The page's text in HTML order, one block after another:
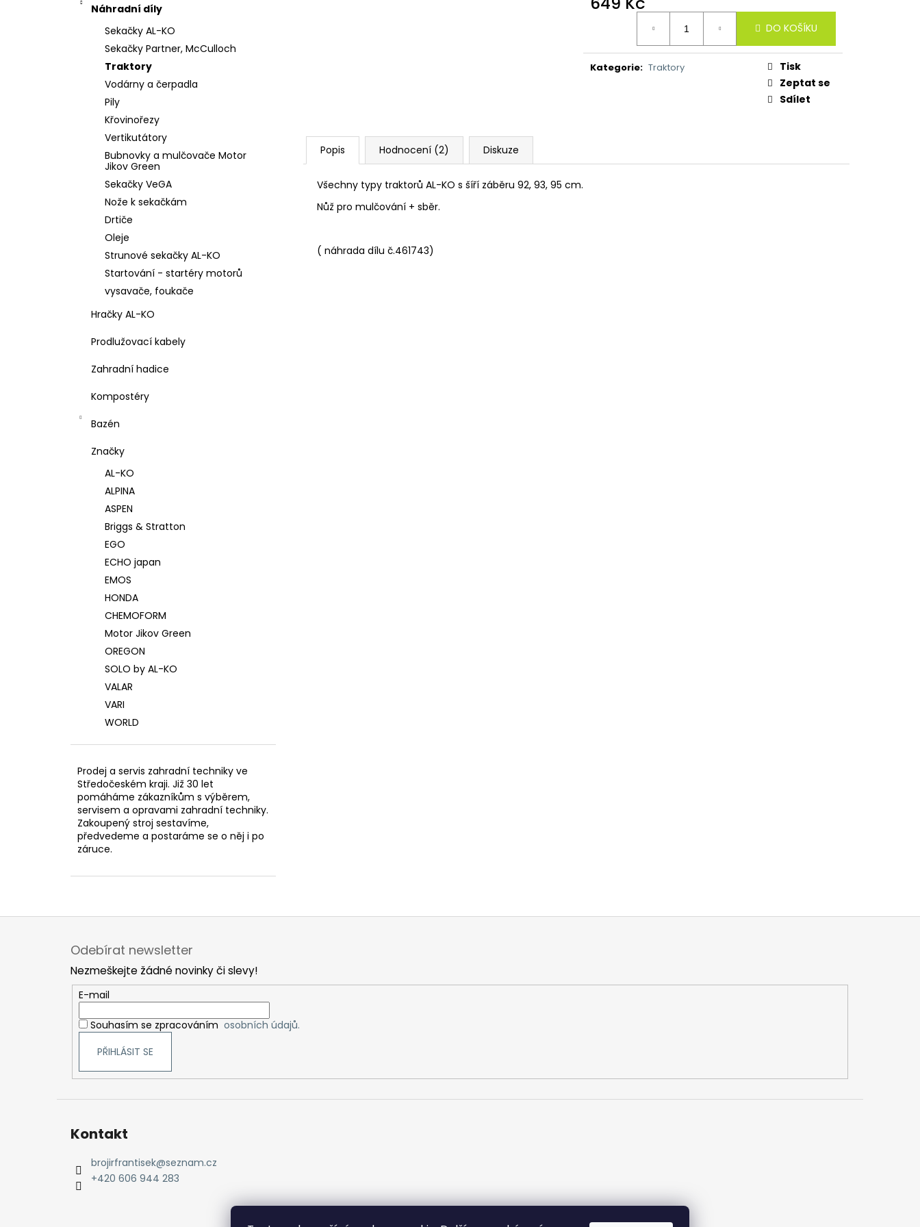
Náhradní díly
Sekačky AL-KO
Sekačky Partner, McCulloch
Traktory
Vodárny a čerpadla
Pily
Křovinořezy
Vertikutátory
Bubnovky a mulčovače Motor
Jikov Green
Sekačky VeGA
Nože k sekačkám
Drtiče
Oleje
Strunové sekačky AL-KO
Startování - startéry motorů
vysavače, foukače
Hračky AL-KO
Prodlužovací kabely
Zahradní hadice
Kompostéry
Bazén
Značky
AL-KO
ALPINA
ASPEN
Briggs & Stratton
EGO
ECHO japan
EMOS
HONDA
CHEMOFORM
Motor Jikov Green
OREGON
SOLO by AL-KO
VALAR
VARI
WORLD
Prodej a servis zahradní techniky ve
Středočeském kraji. Již 30 let
pomáháme zákazníkům s výběrem,
servisem a opravami zahradní techniky.
Zakoupený stroj sestavíme,
předvedeme a postaráme se o něj i po
záruce.
DO KOŠÍKU
Kategorie: Traktory
Tisk
Zeptat se
Sdílet
Popis Hodnocení (2) Diskuze
Všechny typy traktorů AL-KO s šíří záběru 92, 93, 95 cm.
Nůž pro mulčování + sběr.
( náhrada dílu č.461743)
Z
Odebírat newsletter
Nezmeškejte žádné novinky či slevy!
E-mail
Souhasím se zpracováním osobních údajů.
PŘIHLÁSIT SE
Kontakt
brojirfrantisek@seznam.cz
+420 606 944 283